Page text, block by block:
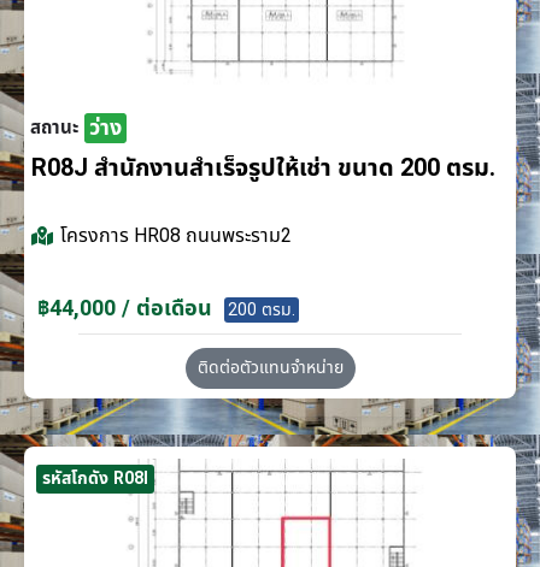
สถานะ ว่าง
R08J สำนักงานสำเร็จรูปให้เช่า ขนาด 200 ตรม.
โครงการ HR08 ถนนพระราม2
฿44,000 / ต่อเดือน 200 ตรม.
ติดต่อตัวแทนจำหน่าย
รหัสโกดัง R08I